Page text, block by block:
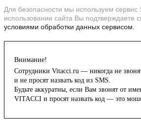
Для безопасности мы используем
использовании сайта Вы подтверждаете
условиями обработки данных сервисом.
Внимание!
Сотрудники Vitacci.ru — никогда не
и не просят назвать код из SMS.
Будьте аккуратны, если Вам звонят от
VITACCI и просят назвать код — это